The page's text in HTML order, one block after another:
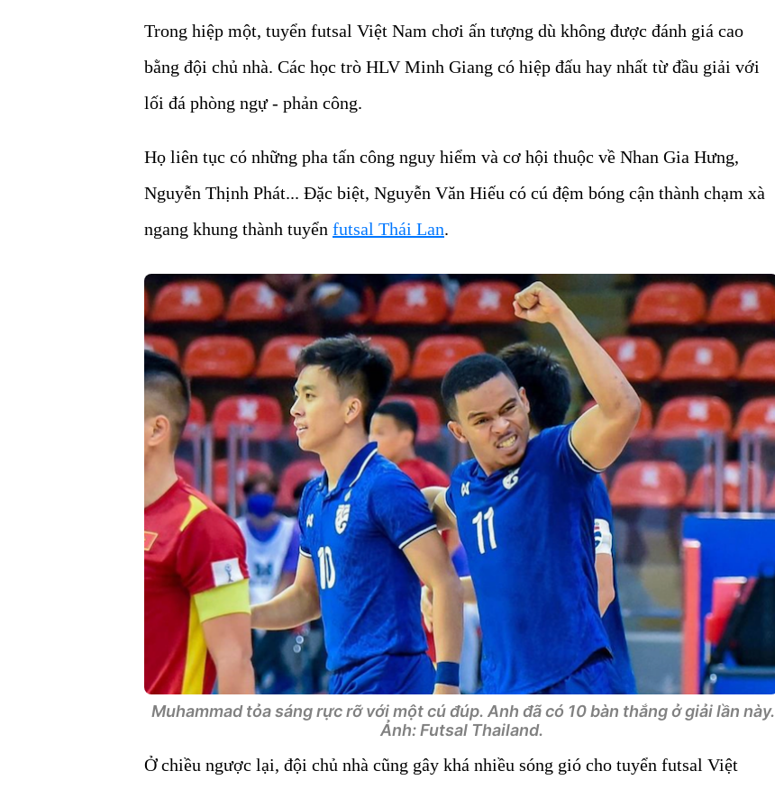
Trong hiệp một, tuyển futsal Việt Nam chơi ấn tượng dù không được đánh giá cao
bằng đội chủ nhà. Các học trò HLV Minh Giang có hiệp đấu hay nhất từ đầu giải với
lối đá phòng ngự - phản công.
Họ liên tục có những pha tấn công nguy hiểm và cơ hội thuộc về Nhan Gia Hưng,
Nguyễn Thịnh Phát... Đặc biệt, Nguyễn Văn Hiếu có cú đệm bóng cận thành chạm xà
ngang khung thành tuyển futsal Thái Lan.
Muhammad tỏa sáng rực rỡ với một cú đúp. Anh đã có 10 bàn thắng ở giải lần này.
Ảnh: Futsal Thailand.
Ở chiều ngược lại, đội chủ nhà cũng gây khá nhiều sóng gió cho tuyển futsal Việt